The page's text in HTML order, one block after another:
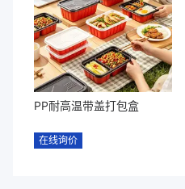
PP耐高温带盖打包盒
在线询价